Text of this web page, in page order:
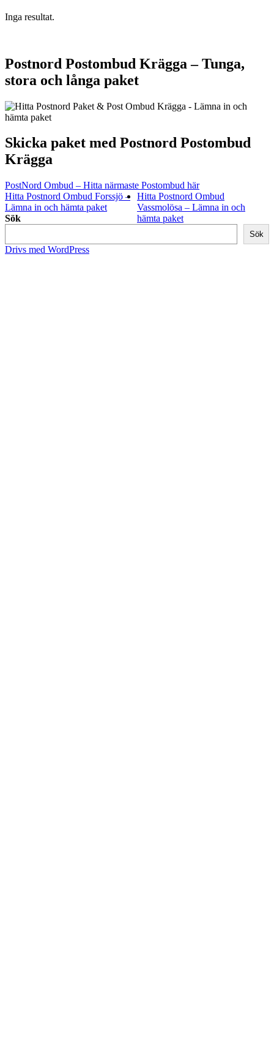
Inga resultat.
Postnord Postombud Krägga – Tunga,
stora och långa paket
Skicka paket med Postnord Postombud
Krägga
PostNord Ombud – Hitta närmaste Postombud här
Hitta Postnord Ombud Forssjö –
Lämna in och hämta paket
Hitta Postnord Ombud
Vassmolösa – Lämna in och
hämta paket
Sök
Sök
Drivs med WordPress